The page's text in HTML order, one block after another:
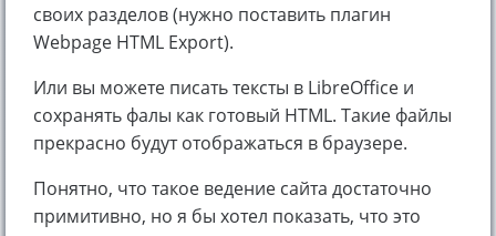
своих разделов (нужно поставить плагин
Webpage HTML Export).
Или вы можете писать тексты в LibreOffice и
сохранять фалы как готовый HTML. Такие файлы
прекрасно будут отображаться в браузере.
Понятно, что такое ведение сайта достаточно
примитивно, но я бы хотел показать, что это